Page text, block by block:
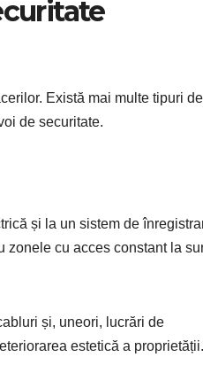
Există mai multe tipuri de
de securitate.
și la un sistem de
zonele cu acces constant la
și, uneori, lucrări de
estetică a proprietății.